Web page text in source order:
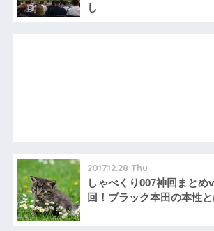
し
2017.12.28 Thu
しゃべくり007神回まとめ
回！ブラック本田の本性と